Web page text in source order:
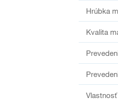
Hrúbka
Kvalita